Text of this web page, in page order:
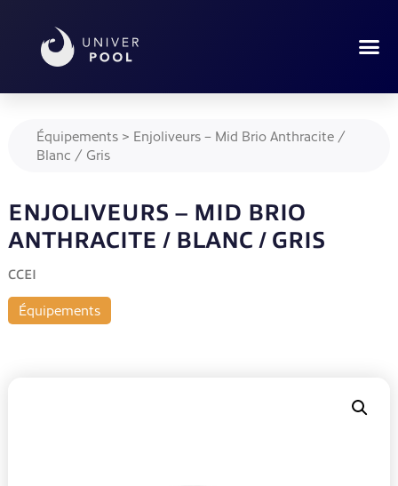
Équipements> Enjoliveurs – Mid Brio Anthracite /
Blanc / Gris
ENJOLIVEURS – MID BRIO
ANTHRACITE / BLANC / GRIS
CCEI
Équipements